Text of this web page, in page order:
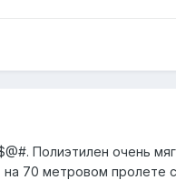
Полиэтилен очень
70 метровом